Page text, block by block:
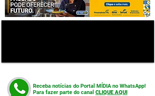
Receba notícias do Portal MÍDIA no WhatsApp!
Para fazer parte do canal CLIQUE AQUI